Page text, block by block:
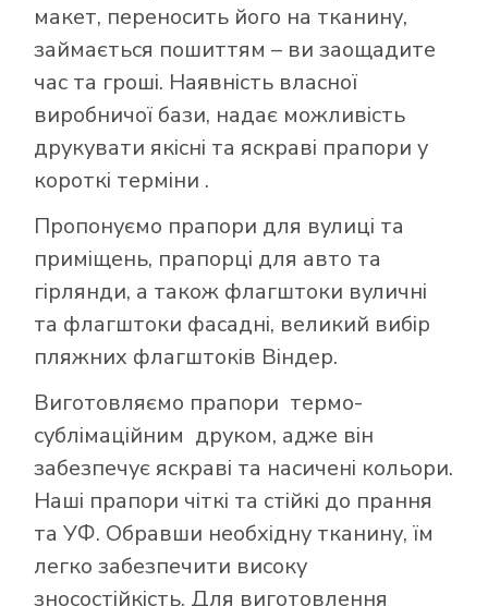
макет, переносить його на тканину,
займається пошиттям – ви заощадите
час та гроші. Наявність власної
виробничої бази, надає можливість
друкувати якісні та яскраві прапори у
короткі терміни .
Пропонуємо прапори для вулиці та
приміщень, прапорці для авто та
гірлянди, а також флагштоки вуличні
та флагштоки фасадні, великий вибір
пляжних флагштоків Віндер.
Виготовляємо прапори термо-
сублімаційним друком, адже він
забезпечує яскраві та насичені кольори.
Наші прапори чіткі та стійкі до прання
та УФ. Обравши необхідну тканину, їм
легко забезпечити високу
зносостійкість. Для виготовлення